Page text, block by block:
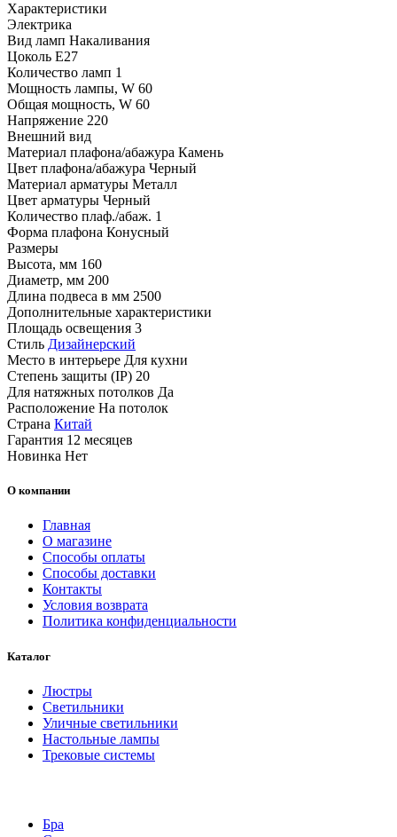
Характеристики
Электрика
Вид ламп Накаливания
Цоколь E27
Количество ламп 1
Мощность лампы, W 60
Общая мощность, W 60
Напряжение 220
Внешний вид
Материал плафона/абажура Камень
Цвет плафона/абажура Черный
Материал арматуры Металл
Цвет арматуры Черный
Количество плаф./абаж. 1
Форма плафона Конусный
Размеры
Высота, мм 160
Диаметр, мм 200
Длина подвеса в мм 2500
Дополнительные характеристики
Площадь освещения 3
Стиль Дизайнерский
Место в интерьере Для кухни
Степень защиты (IP) 20
Для натяжных потолков Да
Расположение На потолок
Страна Китай
Гарантия 12 месяцев
Новинка Нет
О компании
Главная
О магазине
Способы оплаты
Способы доставки
Контакты
Условия возврата
Политика конфиденциальности
Каталог
Люстры
Светильники
Уличные светильники
Настольные лампы
Трековые системы
Бра